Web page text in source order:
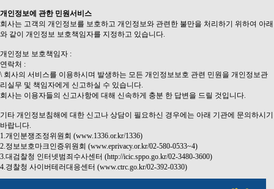
개인정보에 관한 민원서비스
회사는 고객의 개인정보를 보호하고 개인정보와 관련한 불만을 처리하기 위하여 아래
와 같이 개인정보 보호책임자를 지정하고 있습니다.
개인정보 보호책임자 :
연락처 :
\ 회사의 서비스를 이용하시며 발생하는 모든 개인정보보호 관련 민원을 개인정보관
리실무 및 책임자에게 신고하실 수 있습니다.
회사는 이용자들의 신고사항에 대해 신속하게 충분 한 답변을 드릴 것입니다.
기타 개인정보침해에 대한 신고나 상담이 필요하신 경우에는 아래 기관에 문의하시기
바랍니다.
1.개인분쟁조정위원회 (www.1336.or.kr/1336)
2.정보보호마크인증위원회 (www.eprivacy.or.kr/02-580-0533~4)
3.대검찰청 인터넷범죄수사센터 (http://icic.sppo.go.kr/02-3480-3600)
4.경찰청 사이버테러대응센터 (www.ctrc.go.kr/02-392-0330)